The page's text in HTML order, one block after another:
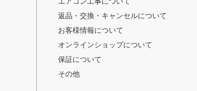
返品・交換・キャンセルについて
お客様情報について
オンラインショップについて
保証について
その他